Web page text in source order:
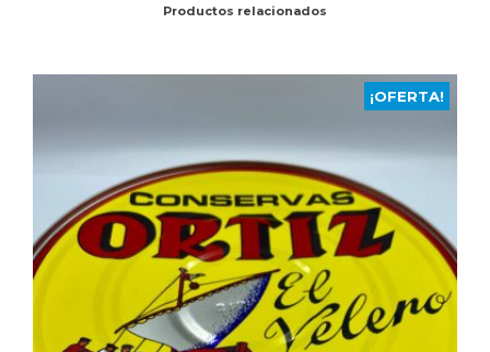
Productos relacionados
¡OFERTA!